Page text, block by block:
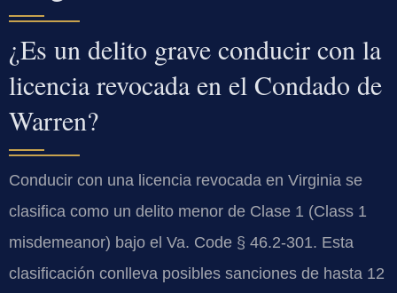
¿Es un delito grave conducir con la
licencia revocada en el Condado de
Warren?
Conducir con una licencia revocada en Virginia se
clasifica como un delito menor de Clase 1 (Class 1
misdemeanor) bajo el Va. Code § 46.2-301. Esta
clasificación conlleva posibles sanciones de hasta 12